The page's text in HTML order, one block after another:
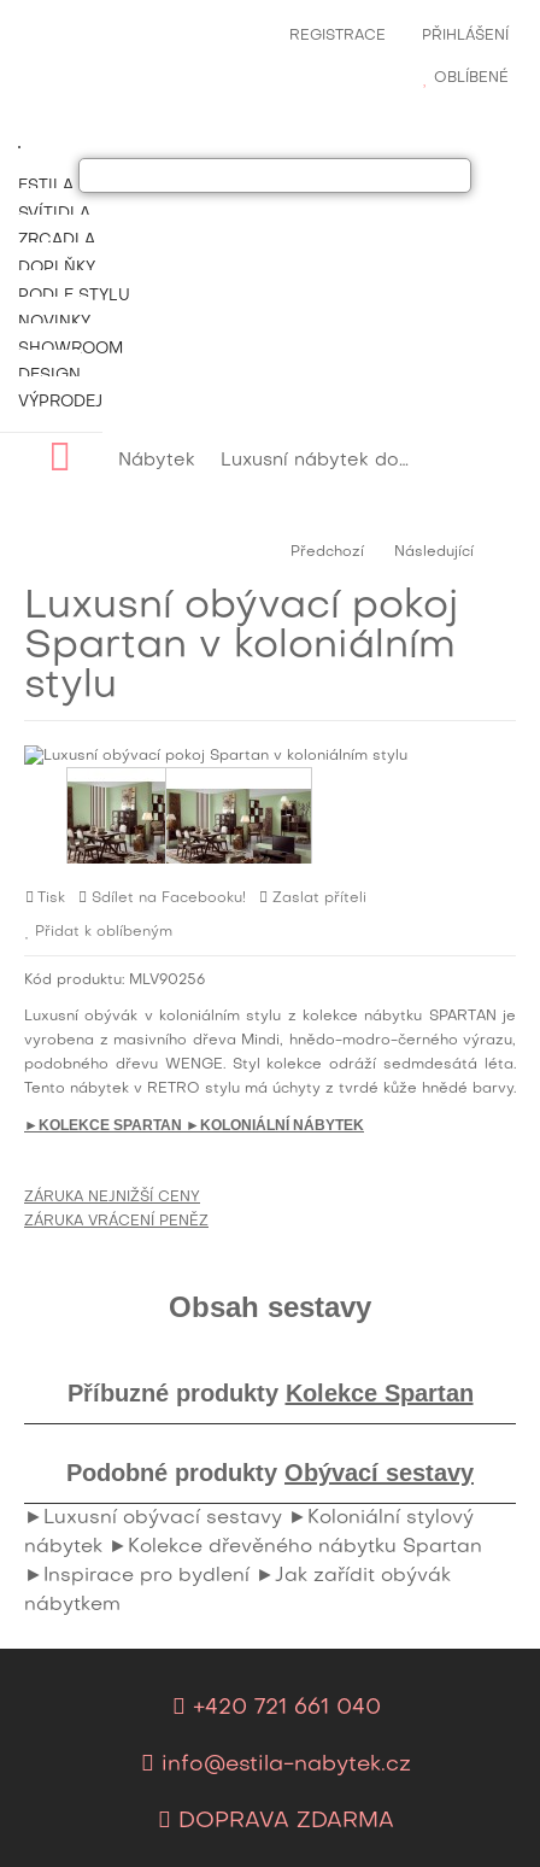
PŘIHLÁŠENÍ
REGISTRACE
OBLÍBENÉ
ESTILA NÁBYTEK
SVÍTIDLA
ZRCADLA
DOPLŇKY
PODLE STYLU
NOVINKY
SHOWROOM
DESIGN
VÝPRODEJ
Nábytek Luxusní nábytek do obývacího pokoje
Předchozí Následující
Luxusní obývací pokoj
Spartan v koloniálním
stylu
Tisk Sdílet na Facebooku! Zaslat příteli
Přidat k oblíbeným
Kód produktu: MLV90256
Luxusní obývák v koloniálním stylu z kolekce nábytku SPARTAN je
vyrobena z masivního dřeva Mindi, hnědo-modro-černého výrazu,
podobného dřevu WENGE. Styl kolekce odráží sedmdesátá léta.
Tento nábytek v RETRO stylu má úchyty z tvrdé kůže hnědé barvy.
►KOLEKCE SPARTAN ►KOLONIÁLNÍ NÁBYTEK
ZÁRUKA NEJNIŽŠÍ CENY
ZÁRUKA VRÁCENÍ PENĚZ
Obsah sestavy
Příbuzné produkty Kolekce Spartan
Podobné produkty Obývací sestavy
►Luxusní obývací sestavy ►Koloniální stylový
nábytek ►Kolekce dřevěného nábytku Spartan
►Inspirace pro bydlení ►Jak zařídit obývák
nábytkem
+420 721 661 040
info@estila-nabytek.cz
DOPRAVA ZDARMA